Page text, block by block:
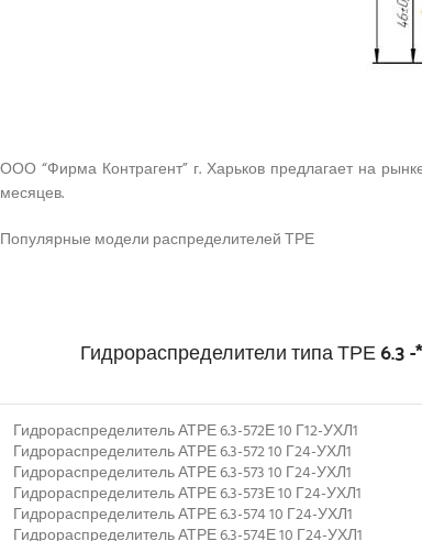
ООО “Фирма Контрагент” г. Харьков предлагает на
месяцев.
Популярные модели распределителей ТРЕ
Гидрораспределители типа ТРЕ 6.3
Гидрораспределитель АТРЕ 6.3-572Е 10 Г12-УХЛ1
Гидрораспределитель АТРЕ 6.3-572 10 Г24-УХЛ1
Гидрораспределитель АТРЕ 6.3-573 10 Г24-УХЛ1
Гидрораспределитель АТРЕ 6.3-573Е 10 Г24-УХЛ1
Гидрораспределитель АТРЕ 6.3-574 10 Г24-УХЛ1
Гидрораспределитель АТРЕ 6.3-574Е 10 Г24-УХЛ1